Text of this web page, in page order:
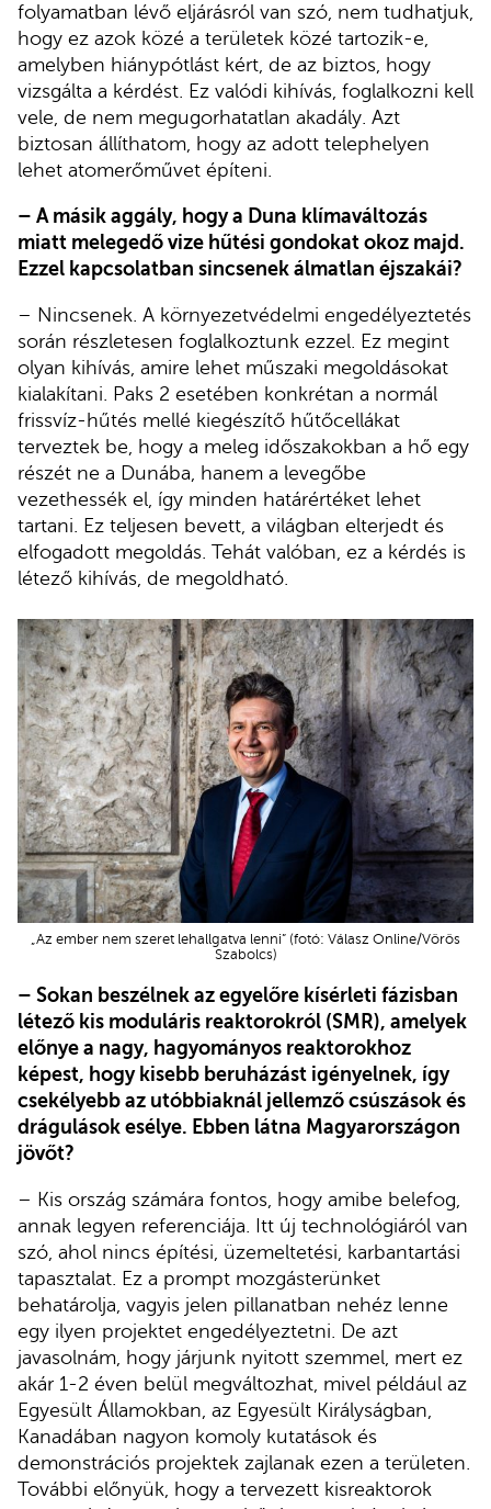
folyamatban lévő eljárásról van szó, nem tudhatjuk,
hogy ez azok közé a területek közé tartozik-e,
amelyben hiánypótlást kért, de az biztos, hogy
vizsgálta a kérdést. Ez valódi kihívás, foglalkozni kell
vele, de nem megugorhatatlan akadály. Azt
biztosan állíthatom, hogy az adott telephelyen
lehet atomerőművet építeni.
– A másik aggály, hogy a Duna klímaváltozás
miatt melegedő vize hűtési gondokat okoz majd.
Ezzel kapcsolatban sincsenek álmatlan éjszakái?
– Nincsenek. A környezetvédelmi engedélyeztetés
során részletesen foglalkoztunk ezzel. Ez megint
olyan kihívás, amire lehet műszaki megoldásokat
kialakítani. Paks 2 esetében konkrétan a normál
frissvíz-hűtés mellé kiegészítő hűtőcellákat
terveztek be, hogy a meleg időszakokban a hő egy
részét ne a Dunába, hanem a levegőbe
vezethessék el, így minden határértéket lehet
tartani. Ez teljesen bevett, a világban elterjedt és
elfogadott megoldás. Tehát valóban, ez a kérdés is
létező kihívás, de megoldható.
„Az ember nem szeret lehallgatva lenni” (fotó: Válasz Online/Vörös
Szabolcs)
– Sokan beszélnek az egyelőre kísérleti fázisban
létező kis moduláris reaktorokról (SMR), amelyek
előnye a nagy, hagyományos reaktorokhoz
képest, hogy kisebb beruházást igényelnek, így
csekélyebb az utóbbiaknál jellemző csúszások és
drágulások esélye. Ebben látna Magyarországon
jövőt?
– Kis ország számára fontos, hogy amibe belefog,
annak legyen referenciája. Itt új technológiáról van
szó, ahol nincs építési, üzemeltetési, karbantartási
tapasztalat. Ez a prompt mozgásterünket
behatárolja, vagyis jelen pillanatban nehéz lenne
egy ilyen projektet engedélyeztetni. De azt
javasolnám, hogy járjunk nyitott szemmel, mert ez
akár 1-2 éven belül megváltozhat, mivel például az
Egyesült Államokban, az Egyesült Királyságban,
Kanadában nagyon komoly kutatások és
demonstrációs projektek zajlanak ezen a területen.
További előnyük, hogy a tervezett kisreaktorok